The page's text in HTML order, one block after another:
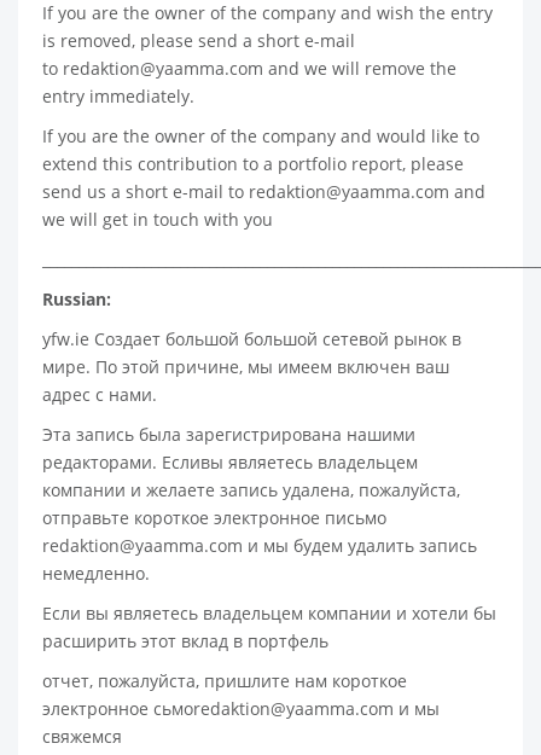
If you are the owner of the company and wish the entry
is removed, please send a short e-mail
to redaktion@yaamma.com and we will remove the
entry immediately.
If you are the owner of the company and would like to
extend this contribution to a portfolio report, please
send us a short e-mail to redaktion@yaamma.com and
we will get in touch with you
Russian:
yfw.ie Создает большой большой сетевой рынок в
мире. По этой причине, мы имеем включен ваш
адрес с нами.
Эта запись была зарегистрирована нашими
редакторами. Есливы являетесь владельцем
компании и желаете запись удалена, пожалуйста,
отправьте короткое электронное письмо
redaktion@yaamma.com и мы будем удалить запись
немедленно.
Если вы являетесь владельцем компании и хотели бы
расширить этот вклад в портфель
отчет, пожалуйста, пришлите нам короткое
электронное сьмоredaktion@yaamma.com и мы
свяжемся